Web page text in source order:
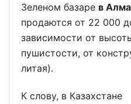
Зеленом базаре в
продаются от 22 000
зависимости от
пушистости, от
литая).
К слову, в Казахстане